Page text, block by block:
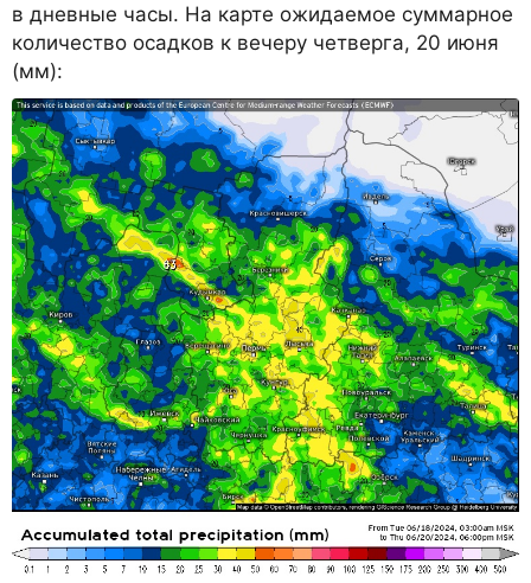
в дневные часы. На карте ожидаемое суммарное
количество осадков к вечеру четверга, 20 июня
(мм):